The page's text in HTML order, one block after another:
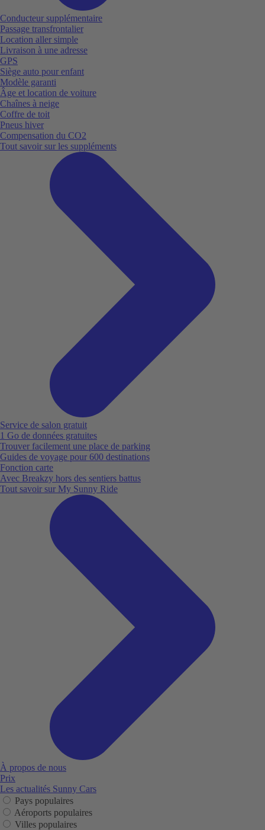
Conducteur supplémentaire
Passage transfrontalier
Location aller simple
Livraison à une adresse
GPS
Siège auto pour enfant
Modèle garanti
Âge et location de voiture
Chaînes à neige
Coffre de toit
Pneus hiver
Compensation du CO2
Tout savoir sur les suppléments
Service de salon gratuit
1 Go de données gratuites
Trouver facilement une place de parking
Guides de voyage pour 600 destinations
Fonction carte
Avec Breakzy hors des sentiers battus
Tout savoir sur My Sunny Ride
À propos de nous
Prix
Les actualités Sunny Cars
Pays populaires
Aéroports populaires
Villes populaires